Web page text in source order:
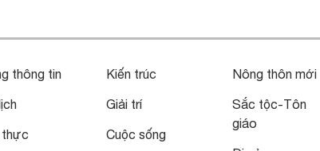
thông tin
thực
Kiến trúc
Giải trí
Cuộc sống
Nông thôn mới
Sắc tộc-Tôn
giáo